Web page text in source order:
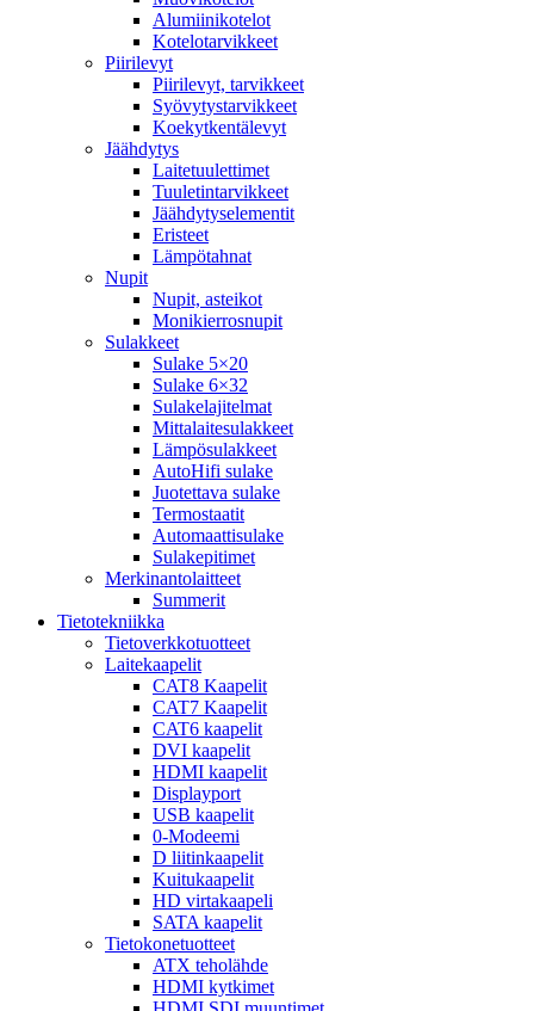
Alumiinikotelot
Kotelotarvikkeet
Piirilevyt
Piirilevyt, tarvikkeet
Syövytystarvikkeet
Koekytkentälevyt
Jäähdytys
Laitetuulettimet
Tuuletintarvikkeet
Jäähdytyselementit
Eristeet
Lämpötahnat
Nupit
Nupit, asteikot
Monikierrosnupit
Sulakkeet
Sulake 5×20
Sulake 6×32
Sulakelajitelmat
Mittalaitesulakkeet
Lämpösulakkeet
AutoHifi sulake
Juotettava sulake
Termostaatit
Automaattisulake
Sulakepitimet
Merkinantolaitteet
Summerit
Tietotekniikka
Tietoverkkotuotteet
Laitekaapelit
CAT8 Kaapelit
CAT7 Kaapelit
CAT6 kaapelit
DVI kaapelit
HDMI kaapelit
Displayport
USB kaapelit
0-Modeemi
D liitinkaapelit
Kuitukaapelit
HD virtakaapeli
SATA kaapelit
Tietokonetuotteet
ATX teholähde
HDMI kytkimet